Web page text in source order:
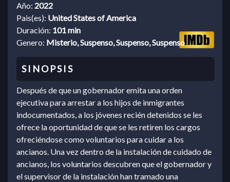
Año: 2022
Pais(es): United States of America
Duración: 101 min
Genero: Misterio, Suspenso, Suspenso, Suspenso
Después de que un gobernador emita una orden
ejecutiva para arrestar a los hijos de inmigrantes
indocumentados, a los jóvenes recién detenidos se les
ofrece la oportunidad de que se les retiren los cargos
ofreciéndose como voluntarios para cuidar a los
ancianos. Una vez dentro de la instalación de cuidado de
ancianos, los voluntarios descubren que el gobernador y
el supervisor de la instalación han tramado una